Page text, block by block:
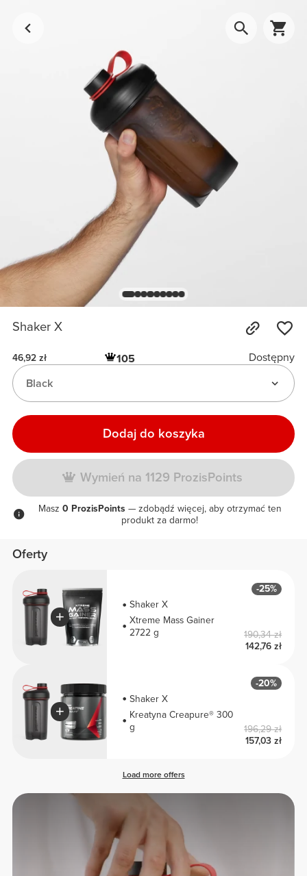
Shaker X
46,92 zł 105
Dostępny
Black
Dodaj do koszyka
Wymień na 1129 ProzisPoints
Masz 0 ProzisPoints — zdobądź więcej, aby otrzymać ten
produkt za darmo!
Oferty
Shaker X
Xtreme Mass Gainer
2722 g
-25%
190,34 zł
142,76 zł
Shaker X
Kreatyna Creapure® 300
g
-20%
196,29 zł
157,03 zł
Load more offers